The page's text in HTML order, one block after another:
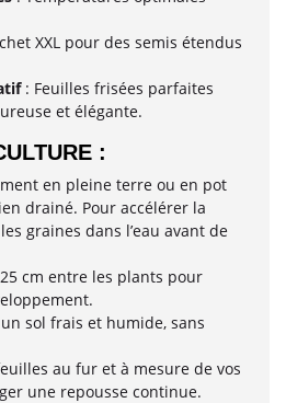
XXL pour des semis étendus
: Feuilles frisées parfaites
et élégante.
:
en pleine terre ou en pot
drainé. Pour accélérer la
graines dans l’eau avant de
cm entre les plants pour
sol frais et humide, sans
au fur et à mesure de vos
une repousse continue.